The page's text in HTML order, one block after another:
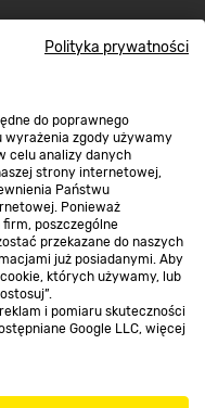
Polityka prywatności
do poprawnego
wyrażenia zgody używamy
celu analizy danych
strony internetowej,
Państwu
Ponieważ
poszczególne
przekazane do naszych
już posiadanymi. Aby
których używamy, lub
i pomiaru skuteczności
Google LLC, więcej